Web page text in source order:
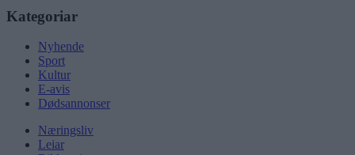
Kategoriar
Nyhende
Sport
Kultur
E-avis
Dødsannonser
Næringsliv
Leiar